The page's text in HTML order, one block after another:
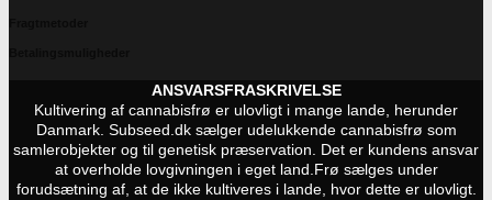
ANSVARSFRASKRIVELSE
Kultivering af cannabisfrø er ulovligt i mange lande, herunder
Danmark. Subseed.dk sælger udelukkende cannabisfrø som
samlerobjekter og til genetisk præservation. Det er kundens ansvar
at overholde lovgivningen i eget land. Frø sælges under
forudsætning af, at de ikke kultiveres i lande, hvor dette er ulovligt.